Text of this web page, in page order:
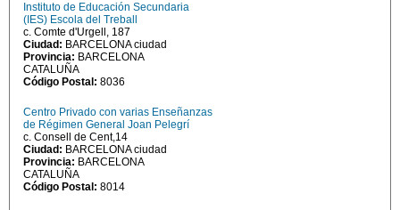
Instituto de Educación Secundaria
(IES) Escola del Treball
c. Comte d'Urgell, 187
Ciudad: BARCELONA ciudad
Provincia: BARCELONA
CATALUÑA
Código Postal: 8036
Centro Privado con varias Enseñanzas
de Régimen General Joan Pelegrí
c. Consell de Cent,14
Ciudad: BARCELONA ciudad
Provincia: BARCELONA
CATALUÑA
Código Postal: 8014